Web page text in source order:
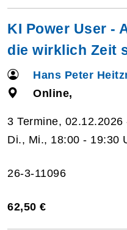
KI Power User -
die wirklich Zeit
Hans Peter
Online,
3 Termine,
Di., Mi., 18:00 - 19:30
26-3-11096
62,50 €